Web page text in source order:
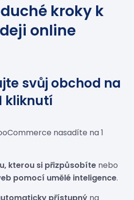
kroky k
online
svůj obchod na
kliknutí
nasadíte na 1
kterou si přizpůsobíte nebo
pomocí umělé inteligence.
přístupný na